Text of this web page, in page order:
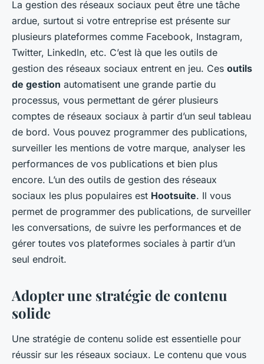
La gestion des réseaux sociaux peut être une tâche
ardue, surtout si votre entreprise est présente sur
plusieurs plateformes comme Facebook, Instagram,
Twitter, LinkedIn, etc. C’est là que les outils de
gestion des réseaux sociaux entrent en jeu. Ces outils
de gestion automatisent une grande partie du
processus, vous permettant de gérer plusieurs
comptes de réseaux sociaux à partir d’un seul tableau
de bord. Vous pouvez programmer des publications,
surveiller les mentions de votre marque, analyser les
performances de vos publications et bien plus
encore. L’un des outils de gestion des réseaux
sociaux les plus populaires est Hootsuite. Il vous
permet de programmer des publications, de surveiller
les conversations, de suivre les performances et de
gérer toutes vos plateformes sociales à partir d’un
seul endroit.
Adopter une stratégie de contenu
solide
Une stratégie de contenu solide est essentielle pour
réussir sur les réseaux sociaux. Le contenu que vous